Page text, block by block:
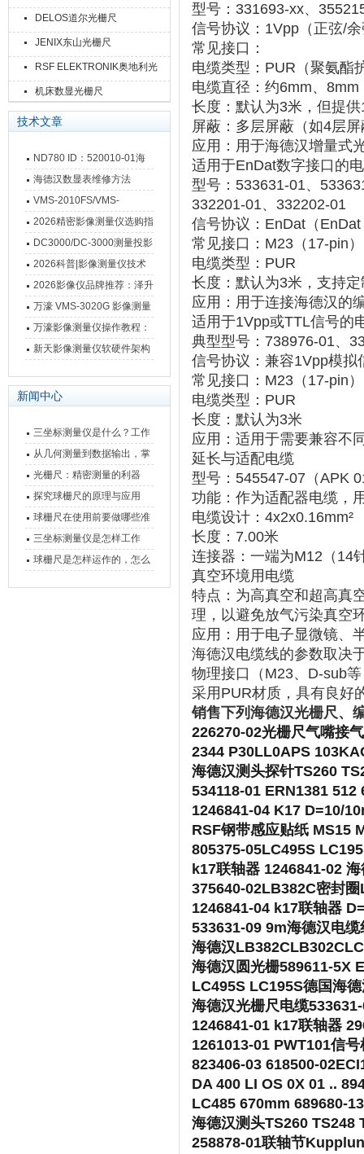
DELOS道尔光栅尺
JENIX东山光栅尺
RSF ELEKTRONIK奥地利光
栅尺
机床数显光栅尺
技术文章
ND780 ID：520010-01海
德汉数显表故障维修内容
海德汉数显表维修方法
VMS-2010FS/VMS-
3020FS/VMS-4030FS手动
影像测量仪技术参数
2026精密影像测量仪选购指
南 靠谱品牌一站式选型推荐
DC3000/DC-3000测量投影
仪万濠数据处理器数显表故
障维修方法
2026科普|影像测量仪技术
原理、分类及选型应用
2026影像仪品牌推荐：泽升
影像测量仪选型指南
万濠 VMS-3020G 影像测量
仪技术规格与应用解析
万濠影像测量仪操作教程：
从开机到出报告，新手也能
新天影像测量仪软硬件架构
新闻中心
三坐标测量仪是什么？工作
原理、分类与核心功能一次
讲清
从几何测量到数据输出，掌
握万濠影像测量仪的六大核
心能力
光栅尺：精密测量的利器
探究球栅尺的原理与应用
球栅尺在使用前要做哪些准
备工作？
三坐标测量仪是怎样工作
的，功能有什么优势？
球栅尺是怎样运作的，怎么
型号 ‌： 331693-xx、
信号协议 ：1Vpp（正弦/
常见接口 ‌：
电缆类型 ：PUR（聚氨酯
电缆直径 ：约6mm、
长度 ：默认为3米，但提
屏蔽 ：多层屏蔽（如4层
应用 ：用于海德汉增量式
适用于EnDat数字接口的
型号 ：533631-01、
332201-01、332202-01
信号协议 ：EnDat（
常见接口 ：M23（17-pin
电缆类型 ‌：PUR
长度 ：默认为3米，支持
应用 ：用于连接海德汉的
适用于1Vpp或TTL信号的
典型型号 ：738976-01、
信号协议 ：兼容1Vpp模
常见接口 ：M23（17-pin
电缆类型 ‌：PUR
长度 ‌：默认为3米
应用 ：适用于需要兼容不
延长与适配电缆
型号 ：545547-07（APK
功能 ：作为适配器电缆，
电缆设计 ‌：4x2x0.16mm²
长度 ‌：7.00米
连接器 ：一端为M12（14
真空环境用电缆
特点 ：为高真空和超高真
理，以避免放气污染真空
应用 ：用于电子显微镜、
海德汉电缆线的参数取决
物理接口
（M23、D-sub
采用PUR材质，具有良好
销售下列海德汉光栅尺、
226270-02光栅尺气嘴接
2344 P30LL0APS
海德汉测头探针TS260
534118-01 ERN1381 512
1246841-04 K17 D=10/
RSF钢带感应贴纸 MS15
805375-05LC495S
k17联轴器 1246841-02
375640-02LB382C密封
1246841-04 k17联轴器
533631-09 9m海德汉电缆
海德汉
海德汉圆光栅589611-5X
LC495S LC195S德国海
海德汉光栅尺电缆
1246841-01 k17联轴器
1261013-01 PWT101信
823406-03 618500-
DA 400 LI OS 0X 01 ..
LC485 670mm 689680-
海德汉测头TS260 TS248
258878-01联轴节